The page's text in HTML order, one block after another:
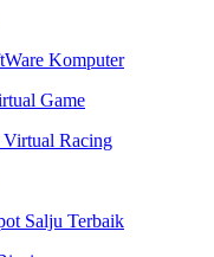
Komputer
Game
Virtual Racing
Salju Terbaik